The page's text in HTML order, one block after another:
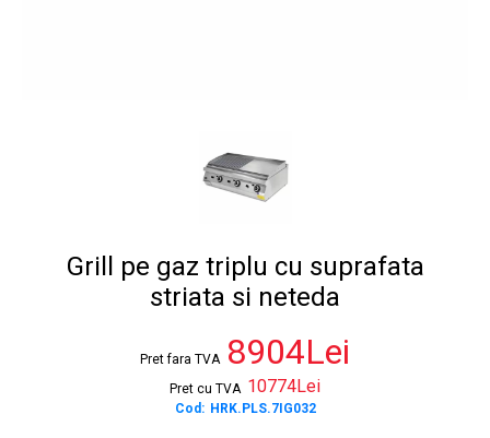
Grill pe gaz triplu cu suprafata
striata si neteda
Pret fara TVA 8904Lei
Pret cu TVA 10774Lei
Cod: HRK.PLS.7IG032